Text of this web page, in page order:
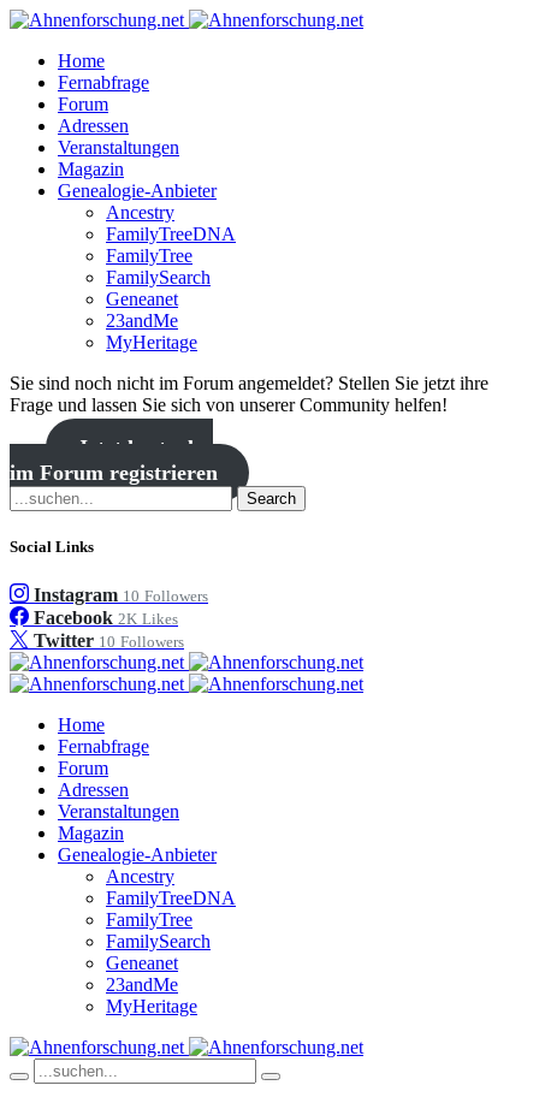
Home
Fernabfrage
Forum
Adressen
Veranstaltungen
Magazin
Genealogie-Anbieter
Ancestry
FamilyTreeDNA
FamilyTree
FamilySearch
Geneanet
23andMe
MyHeritage
Sie sind noch nicht im Forum angemeldet? Stellen Sie jetzt ihre
Frage und lassen Sie sich von unserer Community helfen!
Jetzt kostenlos
im Forum registrieren
Search
Social Links
Instagram 10 Followers
Facebook 2K Likes
Twitter 10 Followers
Home
Fernabfrage
Forum
Adressen
Veranstaltungen
Magazin
Genealogie-Anbieter
Ancestry
FamilyTreeDNA
FamilyTree
FamilySearch
Geneanet
23andMe
MyHeritage